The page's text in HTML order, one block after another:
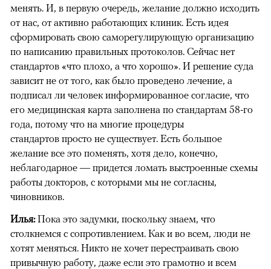
менять. И, в первую очередь, желание должно исходить
от нас, от активно работающих клиник. Есть идея
сформировать свою саморегулирующую организацию
по написанию правильных протоколов. Сейчас нет
стандартов «что плохо, а что хорошо». И решение суда
зависит не от того, как было проведено лечение, а
подписал ли человек информированное согласие, что
его медицинская карта заполнена по стандартам 58-го
года, потому что на многие процедуры
стандартов просто не существует. Есть большое
желание все это поменять, хотя дело, конечно,
неблагодарное — придется ломать выстроенные схемы
работы докторов, с которыми мы не согласны,
чиновников.
Илья: Пока это задумки, поскольку знаем, что
столкнемся с сопротивлением. Как и во всем, люди не
хотят меняться. Никто не хочет перестраивать свою
привычную работу, даже если это грамотно и всем